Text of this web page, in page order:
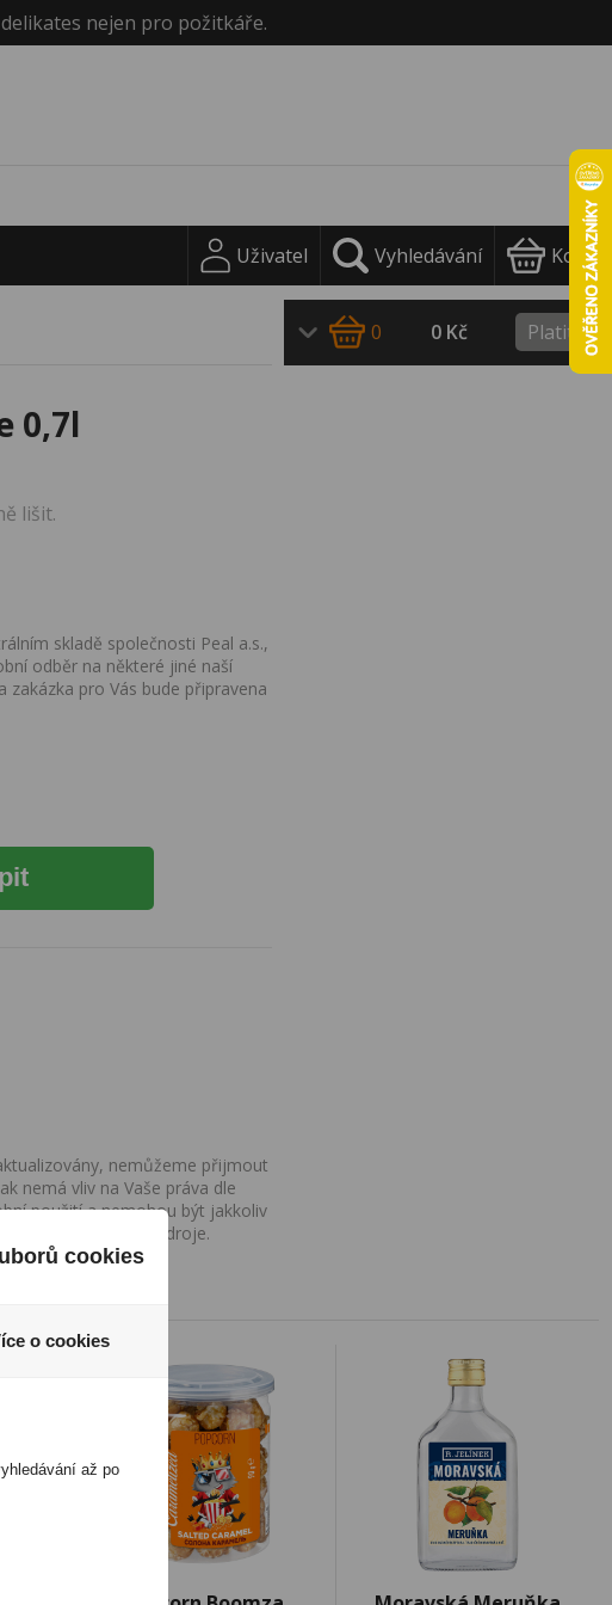
nejen pro požitkáře.
Uživatel Vyhledávání Košík
0,7l
lišit.
skladě společnosti Peal a.s.,
odběr na některé jiné naší
pro Vás bude připravena
nemůžeme přijmout
nemá vliv na Vaše práva dle
použití a nemohou být jakkoliv
řádného uvedení zdroje.
0 0 Kč Platit
cookies
o cookies
až po